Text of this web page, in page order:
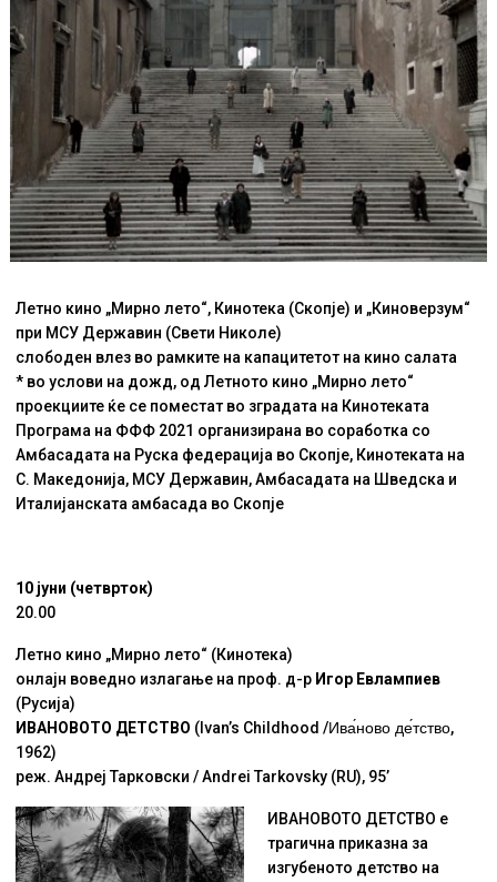
Лeтно кино „Мирно лето“, Кинотека (Скопје) и „Киноверзум“
при МСУ Державин (Свети Николе)
слободен влез во рамките на капацитетот на кино салата
* во услови на дожд, од Летното кино „Мирно лето“
проекциите ќе се поместат во зградата на Кинотеката
Програма на ФФФ 2021 организирана во соработка со
Амбасадата на Руска федерација во Скопје, Кинотеката на
С. Македонија, МСУ Державин, Амбасадата на Шведска и
Италијанската амбасада во Скопје
10 јуни (четврток)
20.00
Летно кино „Мирно лето“ (Кинотека)
онлајн воведно излагање на проф. д-р Игор Евлампиев
(Русија)
ИВАНОВОТО ДЕТСТВО (Ivan’s Childhood /Ива́ново де́тство,
1962)
реж. Андреј Тарковски / Andrei Tarkovsky (RU), 95’
ИВАНОВОТО ДЕТСТВО е
трагична приказна за
изгубеното детство на